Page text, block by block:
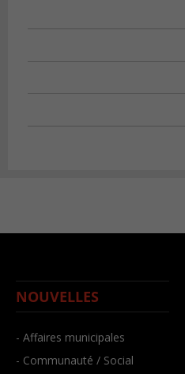
NOUVELLES
- Affaires municipales
- Communauté / Social